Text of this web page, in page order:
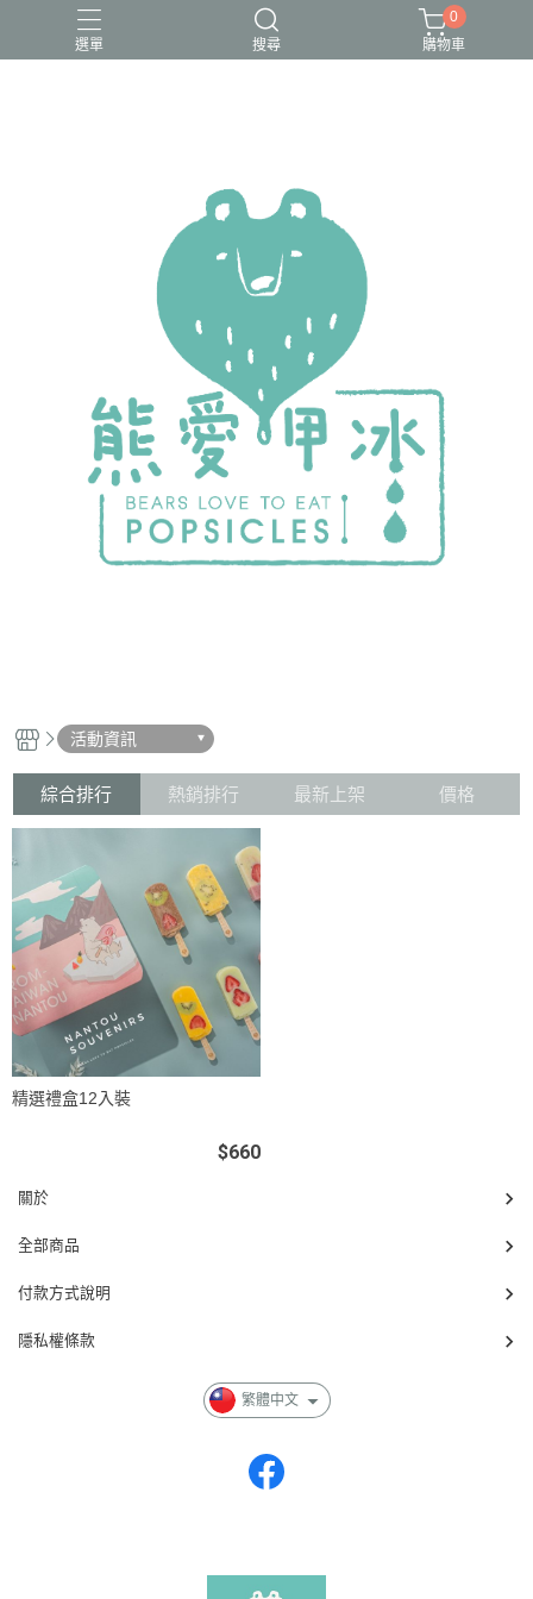
選單 搜尋
0
購物車
活動資訊
綜合排行 熱銷排行 最新上架 價格
精選禮盒12入裝
$660
關於
全部商品
付款方式說明
隱私權條款
繁體中文